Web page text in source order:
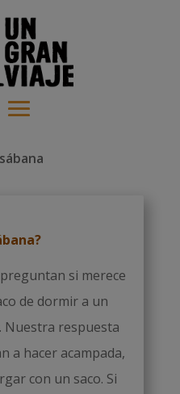
si merece
de dormir a un
Nuestra respuesta
a hacer acampada,
con un saco. Si